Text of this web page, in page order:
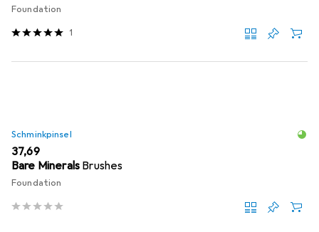
Foundation
1
Schminkpinsel
EUR
37,69
Bare Minerals Brushes
Foundation